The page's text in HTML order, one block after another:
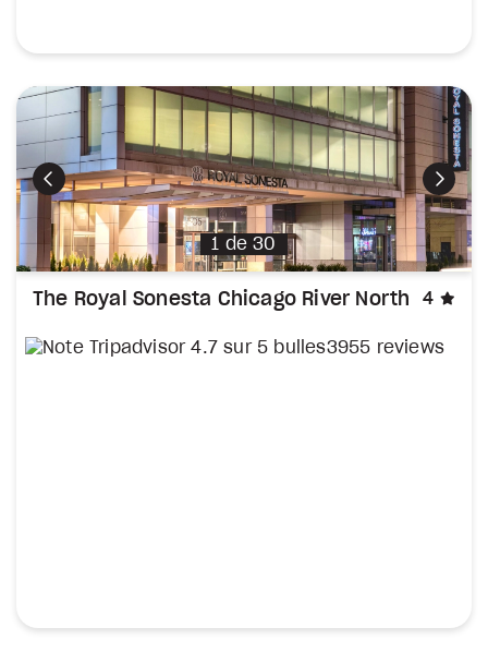
Précédent
1 de30
The Royal Sonesta Chicago River North 4
3955 reviews